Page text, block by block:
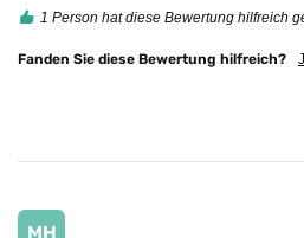
1 Person hat diese Bewertung hilfreich
Fanden Sie diese Bewertung hilfreich?
MH